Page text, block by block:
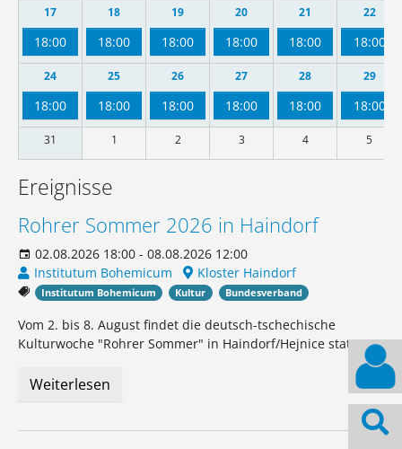
17
18:00
18
18:00
19
18:00
20
18:00
21
18:00
22
18:00
24
18:00
25
18:00
26
18:00
27
18:00
28
18:00
29
18:00
31 1 2 3 4 5
Ereignisse
Rohrer Sommer 2026 in Haindorf
02.08.2026 18:00 - 08.08.2026 12:00
Institutum Bohemicum
Kloster Haindorf
Institutum Bohemicum Kultur Bundesverband
Vom 2. bis 8. August findet die deutsch-tschechische
Kulturwoche "Rohrer Sommer" in Haindorf/Hejnice statt.
Weiterlesen